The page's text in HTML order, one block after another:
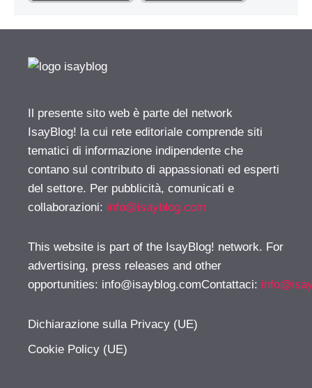
Il presente sito web è parte del network
IsayBlog! la cui rete editoriale comprende siti
tematici di informazione indipendente che
contano sul contributo di appassionati ed esperti
del settore. Per pubblicità, comunicati e
collaborazioni: info@isayblog.com
This website is part of the IsayBlog! network. For
advertising, press releases and other
opportunities: info@isayblog.comContattaci:
Dichiarazione sulla Privacy (UE)
Cookie Policy (UE)